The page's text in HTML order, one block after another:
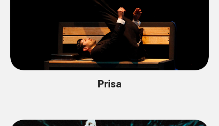
Prisa